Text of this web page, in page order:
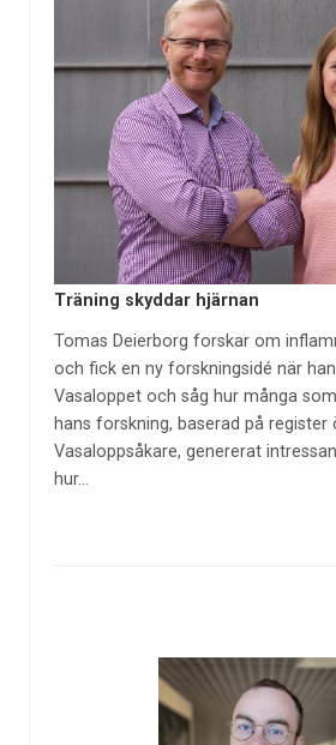
Träning skyddar hjärnan
Tomas Deierborg forskar om
och fick en ny forskningsidé när
Vasaloppet och såg hur många
hans forskning, baserad på register
Vasaloppsåkare, genererat
hur…